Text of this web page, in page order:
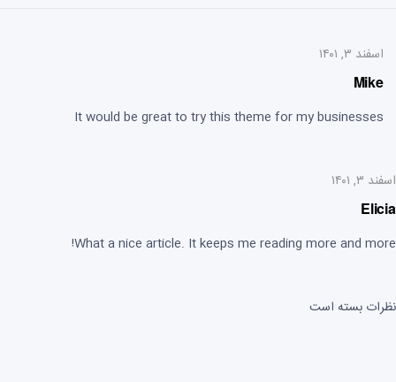
Mike
اسفند ۳, ۱۴۰۱
It would be great to try this theme for my businesses
Elicia
اسفند ۳, ۱۴۰۱
What a nice article. It keeps me reading more and more!
نظرات بسته است